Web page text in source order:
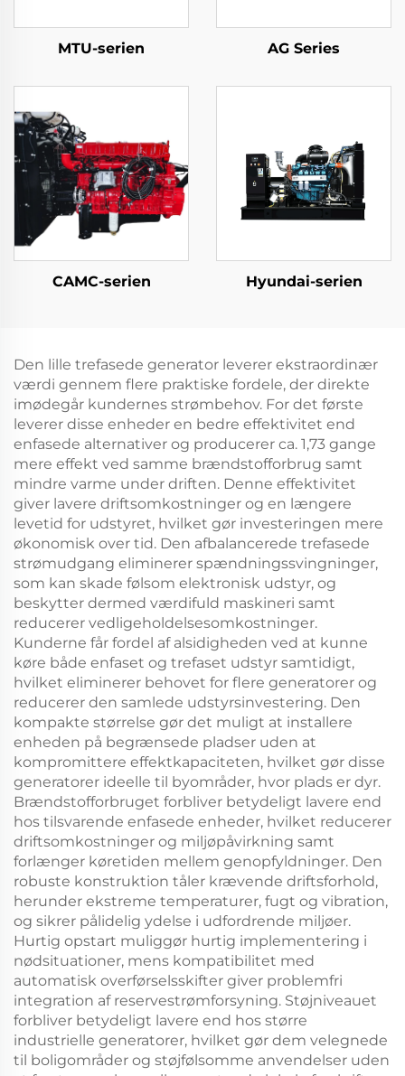
MTU-serien AG Series
CAMC-serien Hyundai-serien
Den lille trefasede generator leverer ekstraordinær
værdi gennem flere praktiske fordele, der direkte
imødegår kundernes strømbehov. For det første
leverer disse enheder en bedre effektivitet end
enfasede alternativer og producerer ca. 1,73 gange
mere effekt ved samme brændstofforbrug samt
mindre varme under driften. Denne effektivitet
giver lavere driftsomkostninger og en længere
levetid for udstyret, hvilket gør investeringen mere
økonomisk over tid. Den afbalancerede trefasede
strømudgang eliminerer spændningssvingninger,
som kan skade følsom elektronisk udstyr, og
beskytter dermed værdifuld maskineri samt
reducerer vedligeholdelsesomkostninger.
Kunderne får fordel af alsidigheden ved at kunne
køre både enfaset og trefaset udstyr samtidigt,
hvilket eliminerer behovet for flere generatorer og
reducerer den samlede udstyrsinvestering. Den
kompakte størrelse gør det muligt at installere
enheden på begrænsede pladser uden at
kompromittere effektkapaciteten, hvilket gør disse
generatorer ideelle til byområder, hvor plads er dyr.
Brændstofforbruget forbliver betydeligt lavere end
hos tilsvarende enfasede enheder, hvilket reducerer
driftsomkostninger og miljøpåvirkning samt
forlænger køretiden mellem genopfyldninger. Den
robuste konstruktion tåler krævende driftsforhold,
herunder ekstreme temperaturer, fugt og vibration,
og sikrer pålidelig ydelse i udfordrende miljøer.
Hurtig opstart muliggør hurtig implementering i
nødsituationer, mens kompatibilitet med
automatisk overførselsskifter giver problemfri
integration af reservestrømforsyning. Støjniveauet
forbliver betydeligt lavere end hos større
industrielle generatorer, hvilket gør dem velegnede
til boligområder og støjfølsomme anvendelser uden